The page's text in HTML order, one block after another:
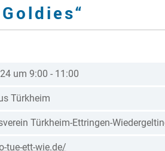
um 9:00 - 11:00
Türkheim
Türkheim-Ettringen-
tue-ett-wie.de/